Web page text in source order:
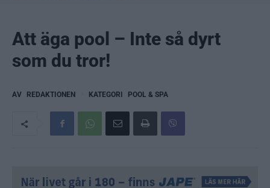
Att äga pool – Inte så dyrt
som du tror!
AV REDAKTIONEN KATEGORI POOL & SPA